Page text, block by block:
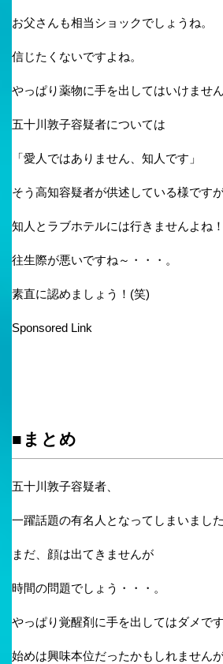
お父さんも相当ショックでしょうね。
信じたくないですよね。
やっぱり薬物に手を出してはいけませ
五十川敦子容疑者については
「愛人ではありません、知人です」
そう高知容疑者が供述している様です
知人とラブホテルには行きませんよね！
往生際が悪いですね～・・・。
素直に認めましょう！(笑)
Sponsored Link
■まとめ
五十川敦子容疑者、
一躍話題の有名人となってしまいました
まだ、顔は出てきませんが
時間の問題でしょう・・・。
やっぱり覚醒剤に手を出してはダメです
始めは興味本位だったかもしれませんが